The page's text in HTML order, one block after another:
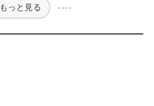
もっと見る